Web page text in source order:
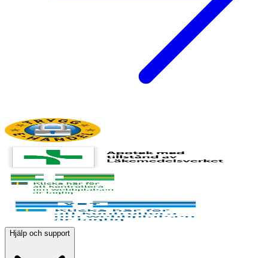
Hjälp och support